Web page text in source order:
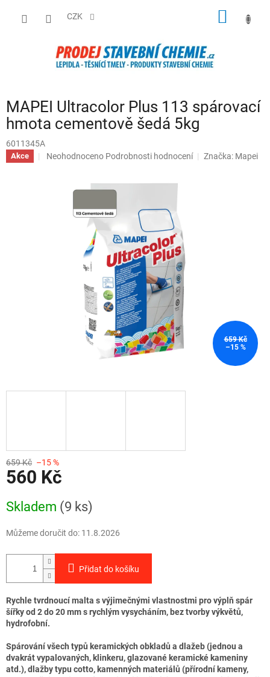
CZK
MAPEI Ultracolor Plus 113 spárovací
hmota cementově šedá 5kg
6011345A
Akce
Průměrné
Neohodnoceno Podrobnosti hodnocení Značka: Mapei
659 Kč
–15 %
659 Kč –15 %
560 Kč
cena:
Skladem (9 ks)
Můžeme doručit do: 11.8.2026
Přidat do košíku
Rychle tvrdnoucí malta s výjimečnými vlastnostmi pro výplň spár
šířky od 2 do 20 mm s rychlým vysycháním, bez tvorby výkvětů,
hydrofobní.
Spárování všech typů keramických obkladů a dlažeb (jednou a
dvakrát vypalovaných, klinkeru, glazované keramické kameniny
atd.), dlažby typu cotto, kamenných materiálů (přírodní kameny,